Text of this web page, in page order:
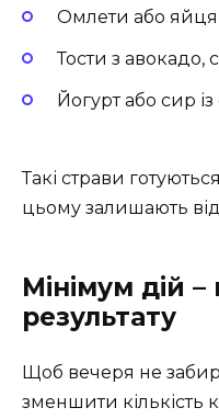
Омлети або
Тости з
Йогурт або сир
Такі страви
цьому залишають
Мінімум дій
результату
Щоб вечеря не
зменшити кількість